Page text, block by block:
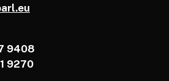
9408
9270